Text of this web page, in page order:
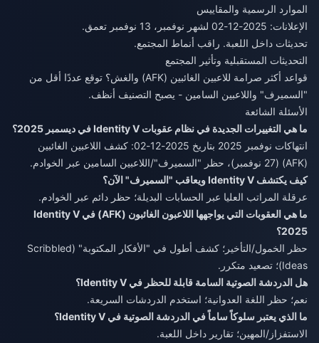
الموارد الرسمية والمقاييس
الإعلانات: 2025-12-02 لشهر نوفمبر، 13 نوفمبر تعمق.
تحديثات داخل اللعبة. راقب أنماط المجتمع.
التحديثات المستقبلية وتأثير المجتمع
قواعد أكثر صرامة للاعبين الغائبين (AFK) والغش؟ توقع عددًا أقل من
"السميرف" واللاعبين السامين - يصبح التصنيف أنظف.
الأسئلة الشائعة
ما هي التغييرات الجديدة في نظام عقوبات Identity V في ديسمبر 2025؟
انتهاكات نوفمبر 2025 بتاريخ 2025-12-02: كشف اللاعبين الغائبين
(AFK) (27 نوفمبر)، حظر "السميرف"/اللاعبين السامين عبر الخوادم.
كيف يكتشف Identity V ويعاقب "السميرف" الآن؟
عرقلة المراتب العليا عبر الحسابات البديلة؛ حظر دائم عبر الخوادم.
ما هي العقوبات التي يواجهها اللاعبون الغائبون (AFK) في Identity V
2025؟
حظر الخمول/التأخير؛ كشف أطول في "الأفكار المكتوبة" (Scribbled
Ideas)؛ تصعيد متكرر.
هل الدردشة الصوتية السامة قابلة للحظر في Identity V؟
نعم؛ حظر اللغة العدوانية؛ استخدم الدردشات السريعة.
ما الذي يعتبر سلوكاً ساماً في الدردشة الصوتية في Identity V؟
الاستفزاز/المهين؛ تقارير داخل اللعبة.